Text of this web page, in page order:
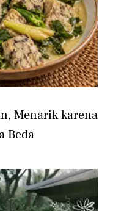
Menarik karena
Beda